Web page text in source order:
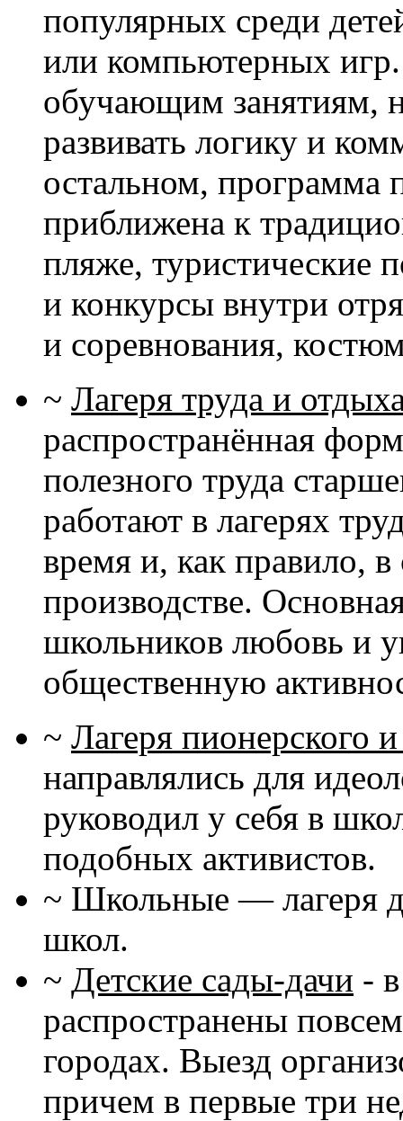
популярных среди
или компьютерных
обучающим занятиям,
развивать логику и
остальном, программа
приближена к
пляже, туристические
и конкурсы внутри
и соревнования,
~ Лагеря труда и
распространённая
полезного труда
работают в лагерях
время и, как правило, в
производстве.
школьников любовь и
общественную
~ Лагеря пионерского
направлялись для
руководил у себя в
подобных активистов.
~ Школьные — лагеря
школ.
~ Детские сады-дачи -
распространены
городах. Выезд
причем в первые три